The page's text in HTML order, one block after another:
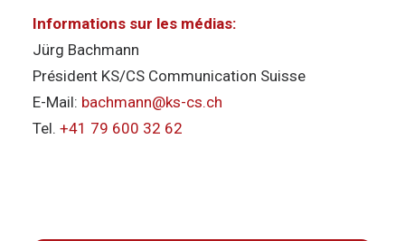
Informations sur les médias:
Jürg Bachmann
Président KS/CS Communication Suisse
E-Mail: bachmann@ks-cs.ch
Tel. +41 79 600 32 62